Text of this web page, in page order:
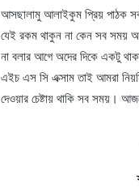
আসছালামু আলাইকুম প্রিয় পাঠক
যেই রকম থাকুন না কেন সব সময়
না বলার আগে অদের দিকে একটু
এইচ এস সি এক্সাম তাই আমরা
দেওয়ার চেষ্টায় থাকি সব সময়।